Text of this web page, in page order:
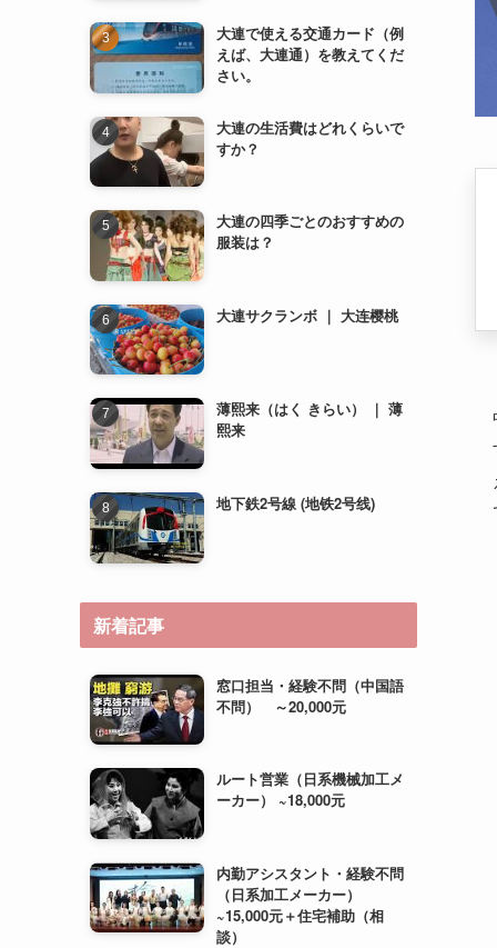
大連で使える交通カード（例
えば、大連通）を教えてくだ
さい。
大連の生活費はどれくらいで
すか？
大連の四季ごとのおすすめの
服装は？
大連サクランボ ｜ 大连樱桃
薄熙来（はく きらい） ｜ 薄
熙来
地下鉄2号線 (地铁2号线)
新着記事
窓口担当・経験不問（中国語
不問） ～20,000元
ルート営業（日系機械加工メ
ーカー） ~18,000元
内勤アシスタント・経験不問
（日系加工メーカー）
~15,000元＋住宅補助（相
談）